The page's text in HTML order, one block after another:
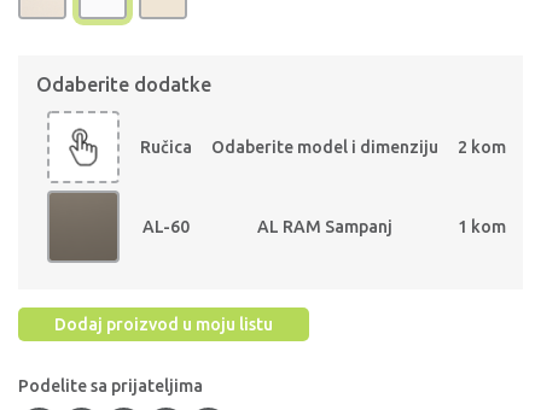
Odaberite dodatke
Ručica Odaberite model i dimenziju 2 kom
AL-60 AL RAM Sampanj 1 kom
Dodaj proizvod u moju listu
Podelite sa prijateljima